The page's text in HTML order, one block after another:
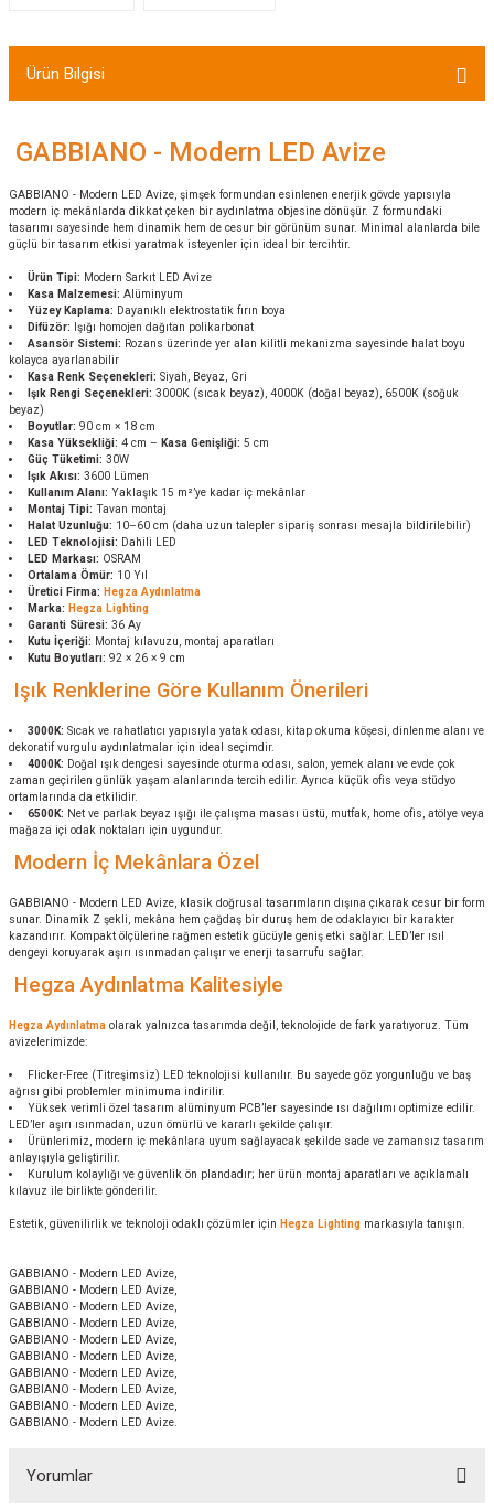
Ürün Bilgisi
GABBIANO - Modern LED Avize
GABBIANO - Modern LED Avize, şimşek formundan esinlenen enerjik gövde yapısıyla
modern iç mekânlarda dikkat çeken bir aydınlatma objesine dönüşür. Z formundaki
tasarımı sayesinde hem dinamik hem de cesur bir görünüm sunar. Minimal alanlarda bile
güçlü bir tasarım etkisi yaratmak isteyenler için ideal bir tercihtir.
Ürün Tipi: Modern Sarkıt LED Avize
Kasa Malzemesi: Alüminyum
Yüzey Kaplama: Dayanıklı elektrostatik fırın boya
Difüzör:
Işığı homojen dağıtan polikarbonat
Asansör Sistemi: Rozans üzerinde yer alan kilitli mekanizma sayesinde halat boyu
kolayca ayarlanabilir
Kasa Renk Seçenekleri: Siyah, Beyaz, Gri
Işık Rengi Seçenekleri: 3000K (sıcak beyaz), 4000K (doğal beyaz), 6500K (soğuk
beyaz)
Boyutlar: 90 cm × 18 cm
Kasa Yüksekliği: 4 cm – Kasa Genişliği: 5 cm
Güç Tüketimi: 30W
Işık Akısı: 3600 Lümen
Kullanım Alanı: Yaklaşık 15 m²’ye kadar iç mekânlar
Montaj Tipi: Tavan montaj
Halat Uzunluğu: 10–60 cm (daha uzun talepler sipariş sonrası mesajla bildirilebilir)
LED Teknolojisi: Dahili LED
LED Markası: OSRAM
Ortalama Ömür: 10 Yıl
Üretici Firma: Hegza Aydınlatma
Marka: Hegza Lighting
Garanti Süresi: 36 Ay
Kutu İçeriği: Montaj kılavuzu, montaj aparatları
Kutu Boyutları: 92 × 26 × 9 cm
Işık Renklerine Göre Kullanım Önerileri
3000K: Sıcak ve rahatlatıcı yapısıyla yatak odası, kitap okuma köşesi, dinlenme alanı ve
dekoratif vurgulu aydınlatmalar için ideal seçimdir.
4000K: Doğal ışık dengesi sayesinde oturma odası, salon, yemek alanı ve evde çok
zaman geçirilen günlük yaşam alanlarında tercih edilir. Ayrıca küçük ofis veya stüdyo
ortamlarında da etkilidir.
6500K: Net ve parlak beyaz ışığı ile çalışma masası üstü, mutfak, home ofis, atölye veya
mağaza içi odak noktaları için uygundur.
Modern İç Mekânlara Özel
GABBIANO - Modern LED Avize, klasik doğrusal tasarımların dışına çıkarak cesur bir form
sunar. Dinamik Z şekli, mekâna hem çağdaş bir duruş hem de odaklayıcı bir karakter
kazandırır. Kompakt ölçülerine rağmen estetik gücüyle geniş etki sağlar. LED’ler ısıl
dengeyi koruyarak aşırı ısınmadan çalışır ve enerji tasarrufu sağlar.
Hegza Aydınlatma Kalitesiyle
Hegza Aydınlatma olarak yalnızca tasarımda değil, teknolojide de fark yaratıyoruz. Tüm
avizelerimizde:
Flicker-Free (Titreşimsiz) LED teknolojisi kullanılır. Bu sayede göz yorgunluğu ve baş
ağrısı gibi problemler minimuma indirilir.
Yüksek verimli özel tasarım alüminyum PCB’ler sayesinde ısı dağılımı optimize edilir.
LED’ler aşırı ısınmadan, uzun ömürlü ve kararlı şekilde çalışır.
Ürünlerimiz, modern iç mekânlara uyum sağlayacak şekilde sade ve zamansız tasarım
anlayışıyla geliştirilir.
Kurulum kolaylığı ve güvenlik ön plandadır; her ürün montaj aparatları ve açıklamalı
kılavuz ile birlikte gönderilir.
Estetik, güvenilirlik ve teknoloji odaklı çözümler için Hegza Lighting markasıyla tanışın.
GABBIANO - Modern LED Avize,
GABBIANO - Modern LED Avize,
GABBIANO - Modern LED Avize,
GABBIANO - Modern LED Avize,
GABBIANO - Modern LED Avize,
GABBIANO - Modern LED Avize,
GABBIANO - Modern LED Avize,
GABBIANO - Modern LED Avize,
GABBIANO - Modern LED Avize,
GABBIANO - Modern LED Avize.
Yorumlar